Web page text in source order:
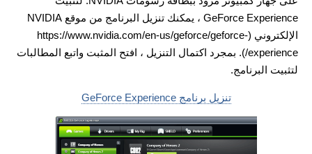
GeForce Experience ، يمكنك تنزيل البرنامج من موقع NVIDIA
الإلكتروني (https://www.nvidia.com/en-us/geforce/geforce-
experience/). بمجرد اكتمال التنزيل ، افتح المثبت واتبع المطالبات
لتثبيت البرنامج.
تنزيل برنامج GeForce Experience